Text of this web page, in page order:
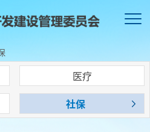
医疗
社保